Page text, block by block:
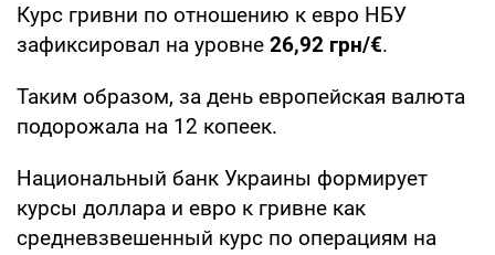
Курс гривни по отношению к евро НБУ
зафиксировал на уровне 26,92 грн/€.
Таким образом, за день европейская валюта
подорожала на 12 копеек.
Национальный банк Украины формирует
курсы доллара и евро к гривне как
средневзвешенный курс по операциям на